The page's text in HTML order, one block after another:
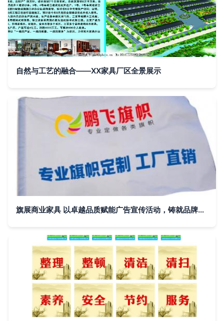
自然与工艺的融合——XX家具厂区全景展示
旗展商业家具 以卓越品质赋能广告宣传活动，铸就品牌新高度